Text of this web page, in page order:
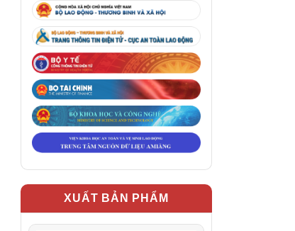
XUẤT BẢN PHẨM